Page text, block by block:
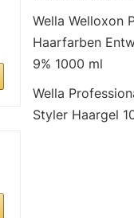
Wella Welloxon
Haarfarben
9% 1000 ml
Wella
Styler Haargel